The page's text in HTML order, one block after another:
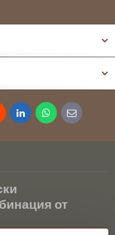
LinkedInWhatsApp
E-
mail
от